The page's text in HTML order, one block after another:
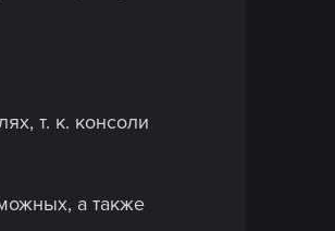
т. к. консоли
а также